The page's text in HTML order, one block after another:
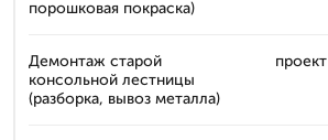
порошковая покраска)
Демонтаж старой
консольной лестницы
(разборка, вывоз металла)
проект